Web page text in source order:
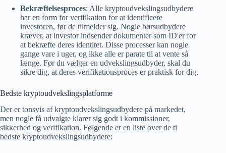
Bekræftelsesproces: Alle kryptoudvekslingsudbydere
har en form for verifikation for at identificere
investoren, før de tilmelder sig. Nogle børsudbydere
kræver, at investor indsender dokumenter som ID'er for
at bekræfte deres identitet. Disse processer kan nogle
gange vare i uger, og ikke alle er parate til at vente så
længe. Før du vælger en udvekslingsudbyder, skal du
sikre dig, at deres verifikationsproces er praktisk for dig.
Bedste kryptoudvekslingsplatforme
Der er tonsvis af kryptoudvekslingsudbydere på markedet,
men nogle få udvalgte klarer sig godt i kommissioner,
sikkerhed og verifikation. Følgende er en liste over de ti
bedste kryptoudvekslingsudbydere: